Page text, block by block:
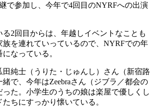
で参加し、今年で4回目のNYRFへの出演
る2回目からは、年越しイベントなことも
族を連れていっているので、NYRFでの年
なっている。
純士（うりた・じゅんし）さん（新宿路
緒で、今年はZeebraさん（ジブラ／都会の
った。小学生のうちの娘は楽屋で優しくし
ちにすっかり懐いている。